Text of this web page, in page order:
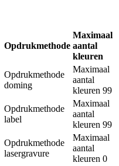
Opdrukmethode
Maximaal
aantal
kleuren
Opdrukmethode
doming
Maximaal
aantal
kleuren 99
Opdrukmethode
label
Maximaal
aantal
kleuren 99
Opdrukmethode
lasergravure
Maximaal
aantal
kleuren 0